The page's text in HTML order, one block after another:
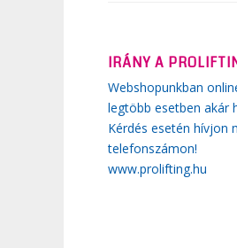
IRÁNY A
Webshopunkban
legtöbb esetben akár
Kérdés esetén hívjon
telefonszámon!
www.prolifting.hu